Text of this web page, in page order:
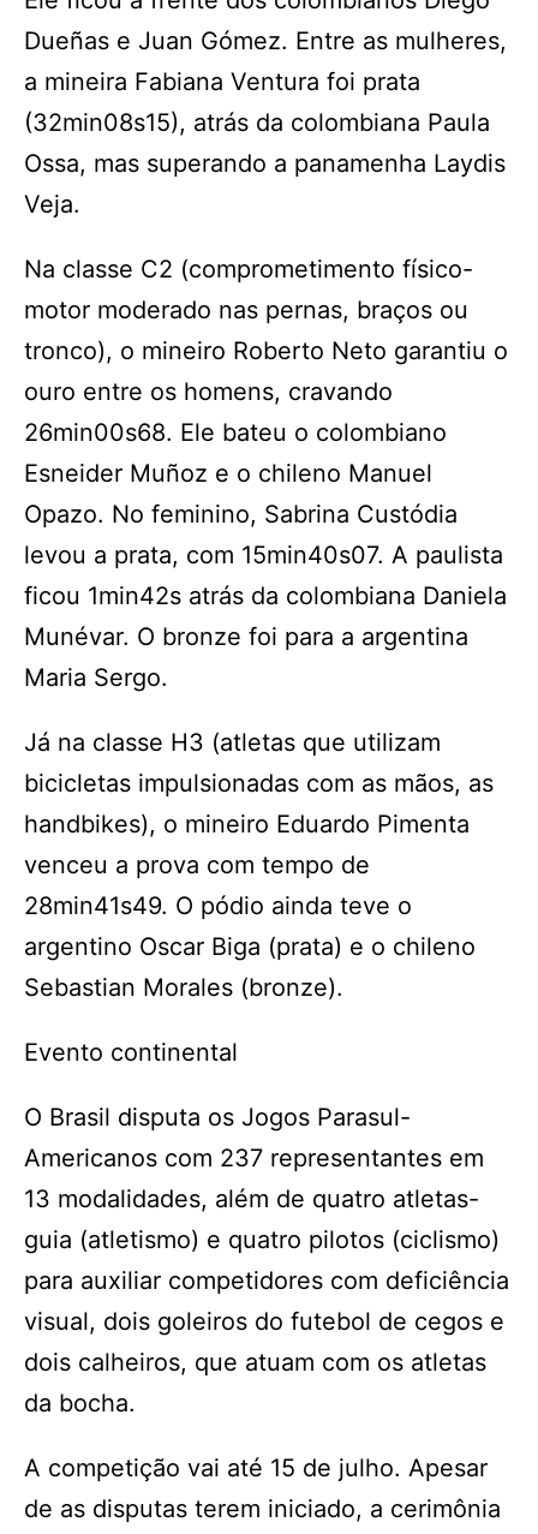
Dueñas e Juan Gómez. Entre as mulheres,
a mineira Fabiana Ventura foi prata
(32min08s15), atrás da colombiana Paula
Ossa, mas superando a panamenha Laydis
Veja.
Na classe C2 (comprometimento físico-
motor moderado nas pernas, braços ou
tronco), o mineiro Roberto Neto garantiu o
ouro entre os homens, cravando
26min00s68. Ele bateu o colombiano
Esneider Muñoz e o chileno Manuel
Opazo. No feminino, Sabrina Custódia
levou a prata, com 15min40s07. A paulista
ficou 1min42s atrás da colombiana Daniela
Munévar. O bronze foi para a argentina
Maria Sergo.
Já na classe H3 (atletas que utilizam
bicicletas impulsionadas com as mãos, as
handbikes), o mineiro Eduardo Pimenta
venceu a prova com tempo de
28min41s49. O pódio ainda teve o
argentino Oscar Biga (prata) e o chileno
Sebastian Morales (bronze).
Evento continental
O Brasil disputa os Jogos Parasul-
Americanos com 237 representantes em
13 modalidades, além de quatro atletas-
guia (atletismo) e quatro pilotos (ciclismo)
para auxiliar competidores com deficiência
visual, dois goleiros do futebol de cegos e
dois calheiros, que atuam com os atletas
da bocha.
A competição vai até 15 de julho. Apesar
de as disputas terem iniciado, a cerimônia